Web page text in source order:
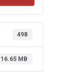
498
16.65 MB